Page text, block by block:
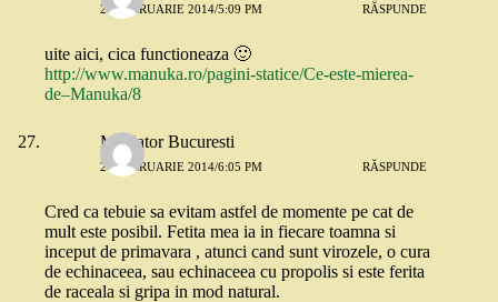
26 FEBRUARIE 2014/5:09 PM RĂSPUNDE
uite aici, cica functioneaza 🙂
http://www.manuka.ro/pagini-statice/Ce-este-mierea-
de–Manuka/8
Mediator Bucuresti
26 FEBRUARIE 2014/6:05 PM RĂSPUNDE
Cred ca tebuie sa evitam astfel de momente pe cat de
mult este posibil. Fetita mea ia in fiecare toamna si
inceput de primavara , atunci cand sunt virozele, o cura
de echinaceea, sau echinaceea cu propolis si este ferita
de raceala si gripa in mod natural.